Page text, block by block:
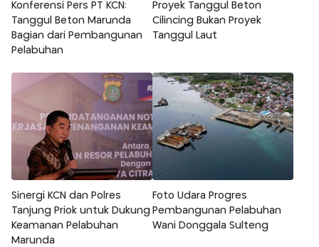
Konferensi Pers PT KCN:
Tanggul Beton Marunda
Bagian dari Pembangunan
Pelabuhan
Proyek Tanggul Beton
Cilincing Bukan Proyek
Tanggul Laut
Sinergi KCN dan Polres
Tanjung Priok untuk Dukung
Keamanan Pelabuhan
Marunda
Foto Udara Progres
Pembangunan Pelabuhan
Wani Donggala Sulteng